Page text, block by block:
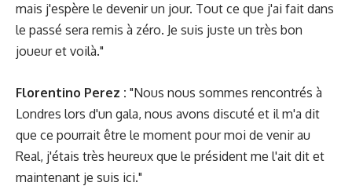
mais j'espère le devenir un jour. Tout ce que j'ai fait dans
le passé sera remis à zéro. Je suis juste un très bon
joueur et voilà."
Florentino Perez : "Nous nous sommes rencontrés à
Londres lors d'un gala, nous avons discuté et il m'a dit
que ce pourrait être le moment pour moi de venir au
Real, j'étais très heureux que le président me l'ait dit et
maintenant je suis ici."